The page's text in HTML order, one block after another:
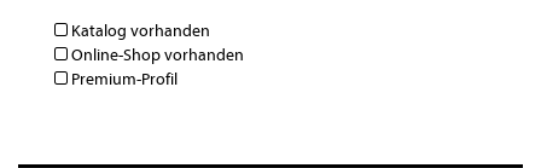
Katalog vorhanden
Online-Shop vorhanden
Premium-Profil